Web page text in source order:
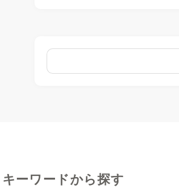
キーワードから探す